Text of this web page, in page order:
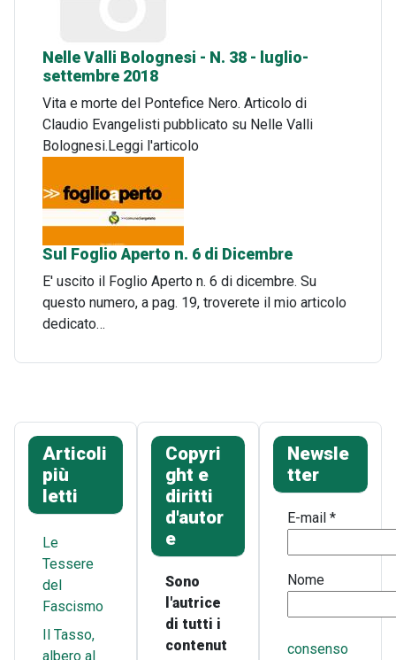
Nelle Valli Bolognesi - N. 38 - luglio-
settembre 2018
Vita e morte del Pontefice Nero. Articolo di
Claudio Evangelisti pubblicato su Nelle Valli
Bolognesi.Leggi l'articolo
Sul Foglio Aperto n. 6 di Dicembre
E' uscito il Foglio Aperto n. 6 di dicembre. Su
questo numero, a pag. 19, troverete il mio articolo
dedicato…
Articoli
più
letti
Le
Tessere
del
Fascismo
Il Tasso,
albero al
Copyri
ght e
diritti
d'autor
e
Sono
l'autrice
di tutti i
contenut
Newsle
tter
E-mail*
Nome
consenso